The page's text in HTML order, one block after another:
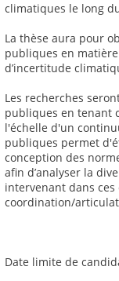
climatiques le long
La thèse aura pour
publiques en
d’incertitude
Les recherches
publiques en tenant
l'échelle d'un
publiques permet
conception des
afin d’analyser la
intervenant dans
coordination/
Date limite de